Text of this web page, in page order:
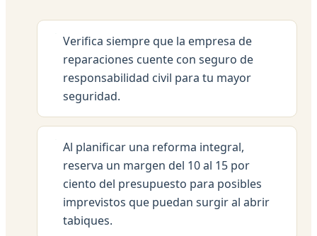
Verifica siempre que la empresa de
reparaciones cuente con seguro de
responsabilidad civil para tu mayor
seguridad.
Al planificar una reforma integral,
reserva un margen del 10 al 15 por
ciento del presupuesto para posibles
imprevistos que puedan surgir al abrir
tabiques.